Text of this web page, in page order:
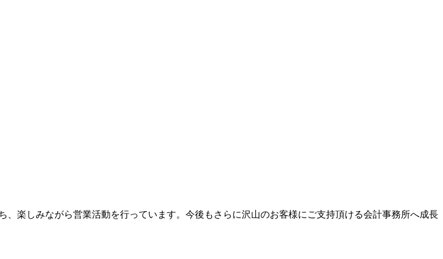
楽しみながら営業活動を行っています。今後もさらに沢山のお客様にご支持頂ける会計事務所へ成長